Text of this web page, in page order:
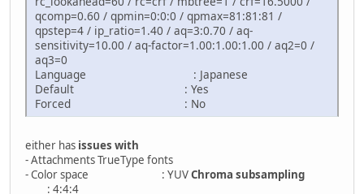
qcomp=0.60 / qpmin=0:0:0 / qpmax=81:81:81 /
qpstep=4 / ip_ratio=1.40 / aq=3:0.70 / aq-
sensitivity=10.00 / aq-factor=1.00:1.00:1.00 / aq2=0 /
aq3=0
Language : Japanese
Default : Yes
Forced : No
either has issues with
- Attachments TrueType fonts
- Color space : YUVChroma subsampling
: 4:4:4